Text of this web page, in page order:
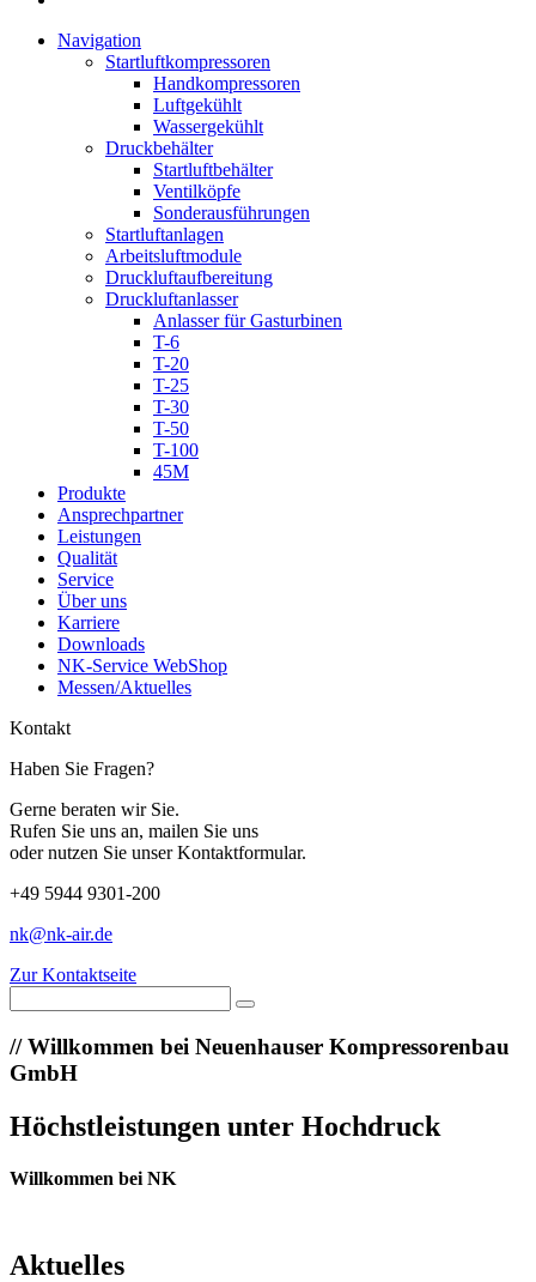
Navigation
Startluftkompressoren
Handkompressoren
Luftgekühlt
Wassergekühlt
Druckbehälter
Startluftbehälter
Ventilköpfe
Sonderausführungen
Startluftanlagen
Arbeitsluftmodule
Druckluftaufbereitung
Druckluftanlasser
Anlasser für Gasturbinen
T-6
T-20
T-25
T-30
T-50
T-100
45M
Produkte
Ansprechpartner
Leistungen
Qualität
Service
Über uns
Karriere
Downloads
NK-Service WebShop
Messen/Aktuelles
Kontakt
Haben Sie Fragen?
Gerne beraten wir Sie.
Rufen Sie uns an, mailen Sie uns
oder nutzen Sie unser Kontaktformular.
+49 5944 9301-200
nk@nk-air.de
Zur Kontaktseite
//Willkommen bei Neuenhauser Kompressorenbau
GmbH
Höchstleistungen unter Hochdruck
Willkommen bei NK
Aktuelles